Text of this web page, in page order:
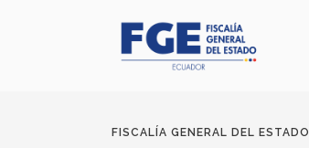
FISCALÍA GENERAL DEL ESTADO